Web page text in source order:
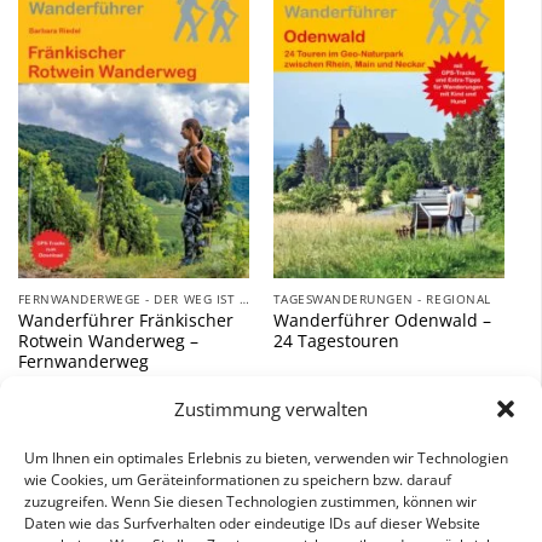
Zustimmung verwalten
Um Ihnen ein optimales Erlebnis zu bieten, verwenden wir Technologien
wie Cookies, um Geräteinformationen zu speichern bzw. darauf
zuzugreifen. Wenn Sie diesen Technologien zustimmen, können wir
Daten wie das Surfverhalten oder eindeutige IDs auf dieser Website
Zu
Wunschliste
hinzufügen
FERNWANDERWEGE - DER WEG IST DAS ZIEL
Wanderführer Fränkischer
Rotwein Wanderweg –
Fernwanderweg
Zu
Wunschliste
hinzufügen
TAGESWANDERUNGEN - REGIONAL
Wanderführer Odenwald –
24 Tagestouren